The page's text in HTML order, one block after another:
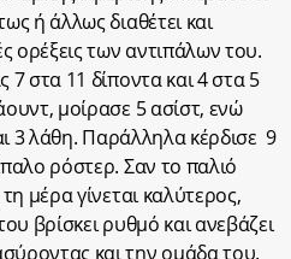
ή άλλως διαθέτει και
ορέξεις των αντιπάλων του.
στα 11 δίποντα και 4 στα 5
μοίρασε 5 ασίστ, ενώ
3 λάθη. Παράλληλα κέρδισε 9
ρόστερ. Σαν το παλιό
μέρα γίνεται καλύτερος,
βρίσκει ρυθμό και ανεβάζει
και την ομάδα του.